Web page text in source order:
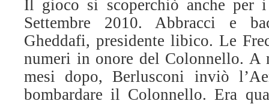
Il gioco si scoperchiò anche per
Settembre 2010. Abbracci e
Gheddafi, presidente libico. Le
numeri in onore del Colonnello. A
mesi dopo, Berlusconi inviò
bombardare il Colonnello. Era